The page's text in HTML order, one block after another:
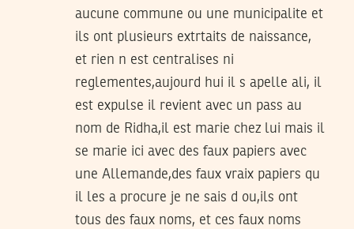
aucune commune ou une municipalite et
ils ont plusieurs extrtaits de naissance,
et rien n est centralises ni
reglementes,aujourd hui il s apelle ali, il
est expulse il revient avec un pass au
nom de Ridha,il est marie chez lui mais il
se marie ici avec des faux papiers avec
une Allemande,des faux vraix papiers qu
il les a procure je ne sais d ou,ils ont
tous des faux noms, et ces faux noms